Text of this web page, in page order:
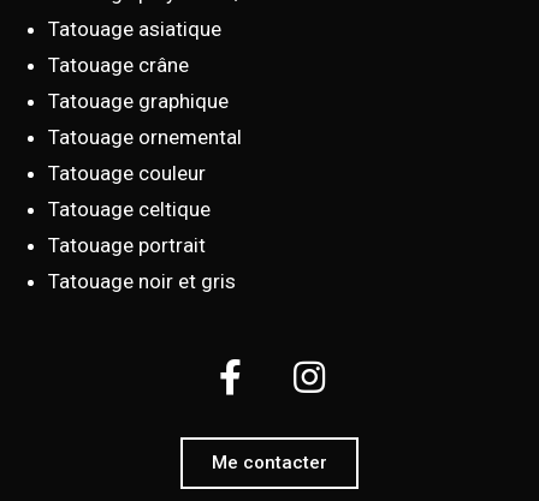
Tatouage asiatique
Tatouage crâne
Tatouage graphique
Tatouage ornemental
Tatouage couleur
Tatouage celtique
Tatouage portrait
Tatouage noir et gris
Me contacter